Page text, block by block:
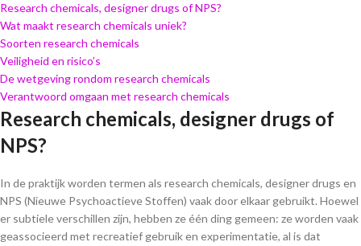
Research chemicals, designer drugs of NPS?
Wat maakt research chemicals uniek?
Soorten research chemicals
Veiligheid en risico’s
De wetgeving rondom research chemicals
Verantwoord omgaan met research chemicals
Research chemicals, designer drugs of
NPS?
In de praktijk worden termen als research chemicals, designer drugs en
NPS (Nieuwe Psychoactieve Stoffen) vaak door elkaar gebruikt. Hoewel
er subtiele verschillen zijn, hebben ze één ding gemeen: ze worden vaak
geassocieerd met recreatief gebruik en experimentatie, al is dat